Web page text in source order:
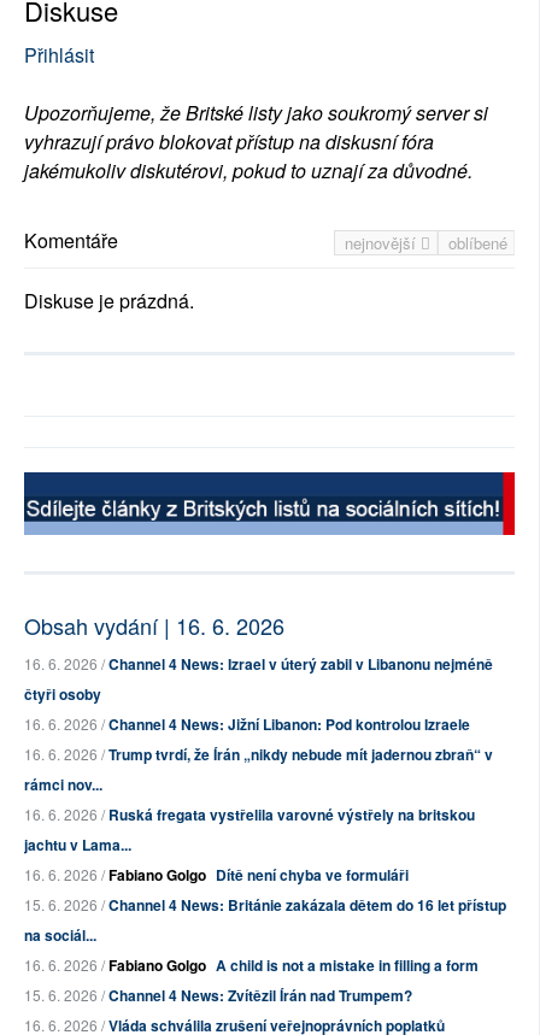
Diskuse
Přihlásit
Upozorňujeme, že Britské listy jako soukromý server si
vyhrazují právo blokovat přístup na diskusní fóra
jakémukoliv diskutérovi, pokud to uznají za důvodné.
nejnovější oblíbené
Komentáře
Diskuse je prázdná.
Obsah vydání | 16. 6. 2026
16. 6. 2026 /Channel 4 News: Izrael v úterý zabil v Libanonu nejméně
čtyři osoby
16. 6. 2026 /Channel 4 News: Jižní Libanon: Pod kontrolou Izraele
16. 6. 2026 /Trump tvrdí, že Írán „nikdy nebude mít jadernou zbraň“ v
rámci nov...
16. 6. 2026 /Ruská fregata vystřelila varovné výstřely na britskou
jachtu v Lama...
16. 6. 2026 /Fabiano Golgo Dítě není chyba ve formuláři
15. 6. 2026 /Channel 4 News: Británie zakázala dětem do 16 let přístup
na sociál...
16. 6. 2026 /Fabiano Golgo A child is not a mistake in filling a form
15. 6. 2026 /Channel 4 News: Zvítězil Írán nad Trumpem?
16. 6. 2026 /Vláda schválila zrušení veřejnoprávních poplatků